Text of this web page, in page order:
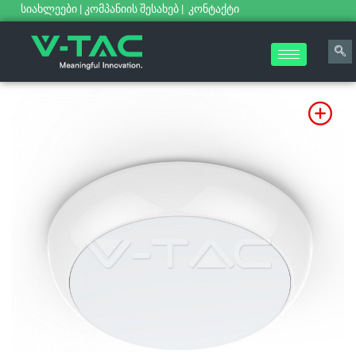
სიახლეები | კომპანიის შესახებ | კონტაქტი